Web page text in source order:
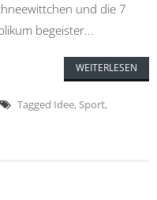
und die 7
begeister...
WEITERLESEN
Tagged Idee, Sport,